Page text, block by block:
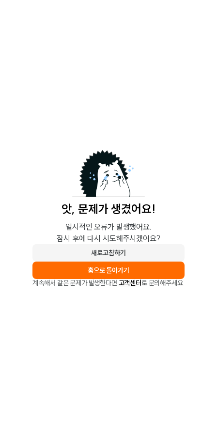
앗, 문제가 생겼어요!
일시적인 오류가 발생했어요.
잠시 후에 다시 시도해주시겠어요?
새로고침하기
홈으로 돌아가기
계속해서 같은 문제가 발생한다면 고객센터로 문의해주세요.